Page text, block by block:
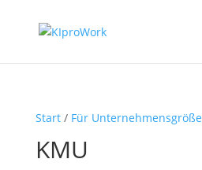
Start/ Für Unternehmensgröße
KMU